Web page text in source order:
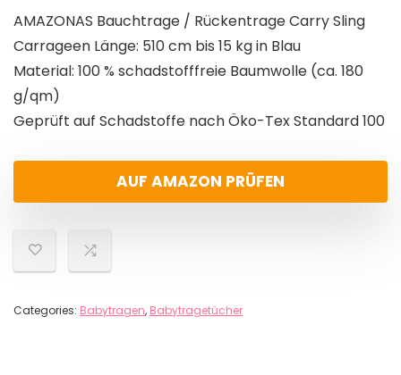
AMAZONAS Bauchtrage / Rückentrage Carry Sling
Carrageen Länge: 510 cm bis 15 kg in Blau
Material: 100 % schadstofffreie Baumwolle (ca. 180
g/qm)
Geprüft auf Schadstoffe nach Öko-Tex Standard 100
AUF AMAZON PRÜFEN
Categories: Babytragen, Babytragetücher